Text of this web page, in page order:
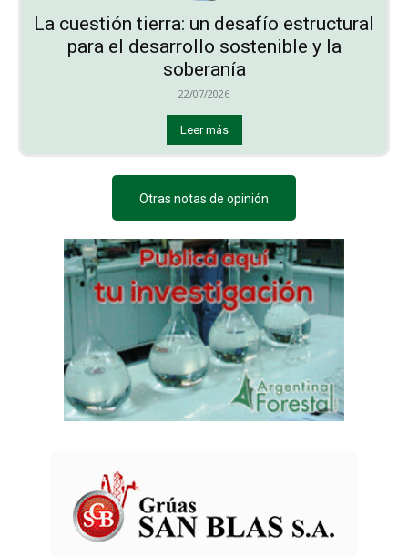
La cuestión tierra: un desafío estructural
para el desarrollo sostenible y la
soberanía
22/07/2026
Leer más
Otras notas de opinión